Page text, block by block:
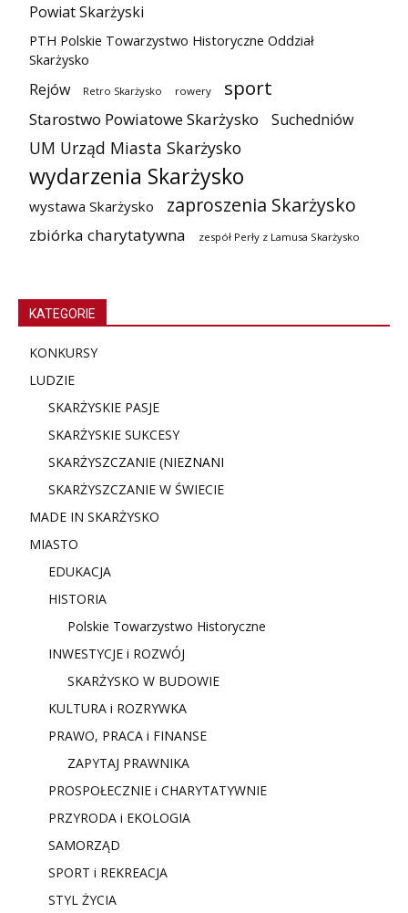
Powiat Skarżyski
PTH Polskie Towarzystwo Historyczne Oddział
Skarżysko
Rejów Retro Skarżysko rowery sport
Starostwo Powiatowe Skarżysko Suchedniów
UM Urząd Miasta Skarżysko
wydarzenia Skarżysko
wystawa Skarżysko zaproszenia Skarżysko
zbiórka charytatywna zespół Perły z Lamusa Skarżysko
KATEGORIE
KONKURSY
LUDZIE
SKARŻYSKIE PASJE
SKARŻYSKIE SUKCESY
SKARŻYSZCZANIE (NIEZNANI
SKARŻYSZCZANIE W ŚWIECIE
MADE IN SKARŻYSKO
MIASTO
EDUKACJA
HISTORIA
Polskie Towarzystwo Historyczne
INWESTYCJE i ROZWÓJ
SKARŻYSKO W BUDOWIE
KULTURA i ROZRYWKA
PRAWO, PRACA i FINANSE
ZAPYTAJ PRAWNIKA
PROSPOŁECZNIE i CHARYTATYWNIE
PRZYRODA i EKOLOGIA
SAMORZĄD
SPORT i REKREACJA
STYL ŻYCIA